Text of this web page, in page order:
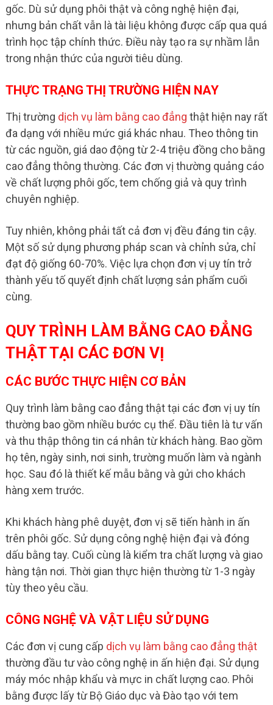
gốc. Dù sử dụng phôi thật và công nghệ hiện đại,
nhưng bản chất vẫn là tài liệu không được cấp qua quá
trình học tập chính thức. Điều này tạo ra sự nhầm lẫn
trong nhận thức của người tiêu dùng.
THỰC TRẠNG THỊ TRƯỜNG HIỆN NAY
Thị trường dịch vụ làm bằng cao đẳng thật hiện nay rất
đa dạng với nhiều mức giá khác nhau. Theo thông tin
từ các nguồn, giá dao động từ 2-4 triệu đồng cho bằng
cao đẳng thông thường. Các đơn vị thường quảng cáo
về chất lượng phôi gốc, tem chống giả và quy trình
chuyên nghiệp.
Tuy nhiên, không phải tất cả đơn vị đều đáng tin cậy.
Một số sử dụng phương pháp scan và chỉnh sửa, chỉ
đạt độ giống 60-70%. Việc lựa chọn đơn vị uy tín trở
thành yếu tố quyết định chất lượng sản phẩm cuối
cùng.
QUY TRÌNH LÀM BẰNG CAO ĐẲNG
THẬT TẠI CÁC ĐƠN VỊ
CÁC BƯỚC THỰC HIỆN CƠ BẢN
Quy trình làm bằng cao đẳng thật tại các đơn vị uy tín
thường bao gồm nhiều bước cụ thể. Đầu tiên là tư vấn
và thu thập thông tin cá nhân từ khách hàng. Bao gồm
họ tên, ngày sinh, nơi sinh, trường muốn làm và ngành
học. Sau đó là thiết kế mẫu bằng và gửi cho khách
hàng xem trước.
Khi khách hàng phê duyệt, đơn vị sẽ tiến hành in ấn
trên phôi gốc. Sử dụng công nghệ hiện đại và đóng
dấu bằng tay. Cuối cùng là kiểm tra chất lượng và giao
hàng tận nơi. Thời gian thực hiện thường từ 1-3 ngày
tùy theo yêu cầu.
CÔNG NGHỆ VÀ VẬT LIỆU SỬ DỤNG
Các đơn vị cung cấp dịch vụ làm bằng cao đẳng thật
thường đầu tư vào công nghệ in ấn hiện đại. Sử dụng
máy móc nhập khẩu và mực in chất lượng cao. Phôi
bằng được lấy từ Bộ Giáo dục và Đào tạo với tem